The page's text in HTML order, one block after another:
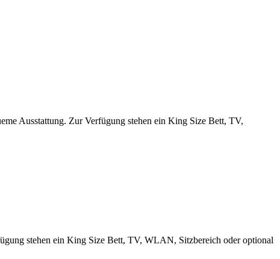
Ausstattung. Zur Verfügung stehen ein King Size Bett, TV,
stehen ein King Size Bett, TV, WLAN, Sitzbereich oder optional